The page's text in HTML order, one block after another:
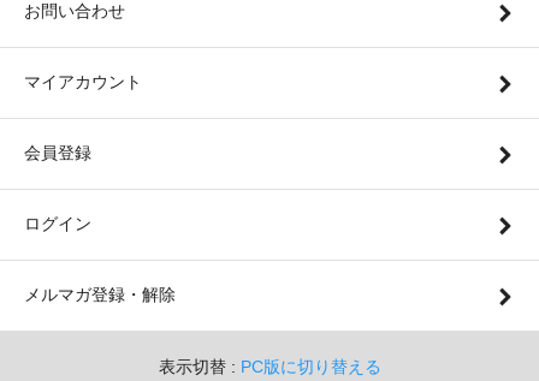
お問い合わせ
マイアカウント
会員登録
ログイン
メルマガ登録・解除
表示切替 : PC版に切り替える